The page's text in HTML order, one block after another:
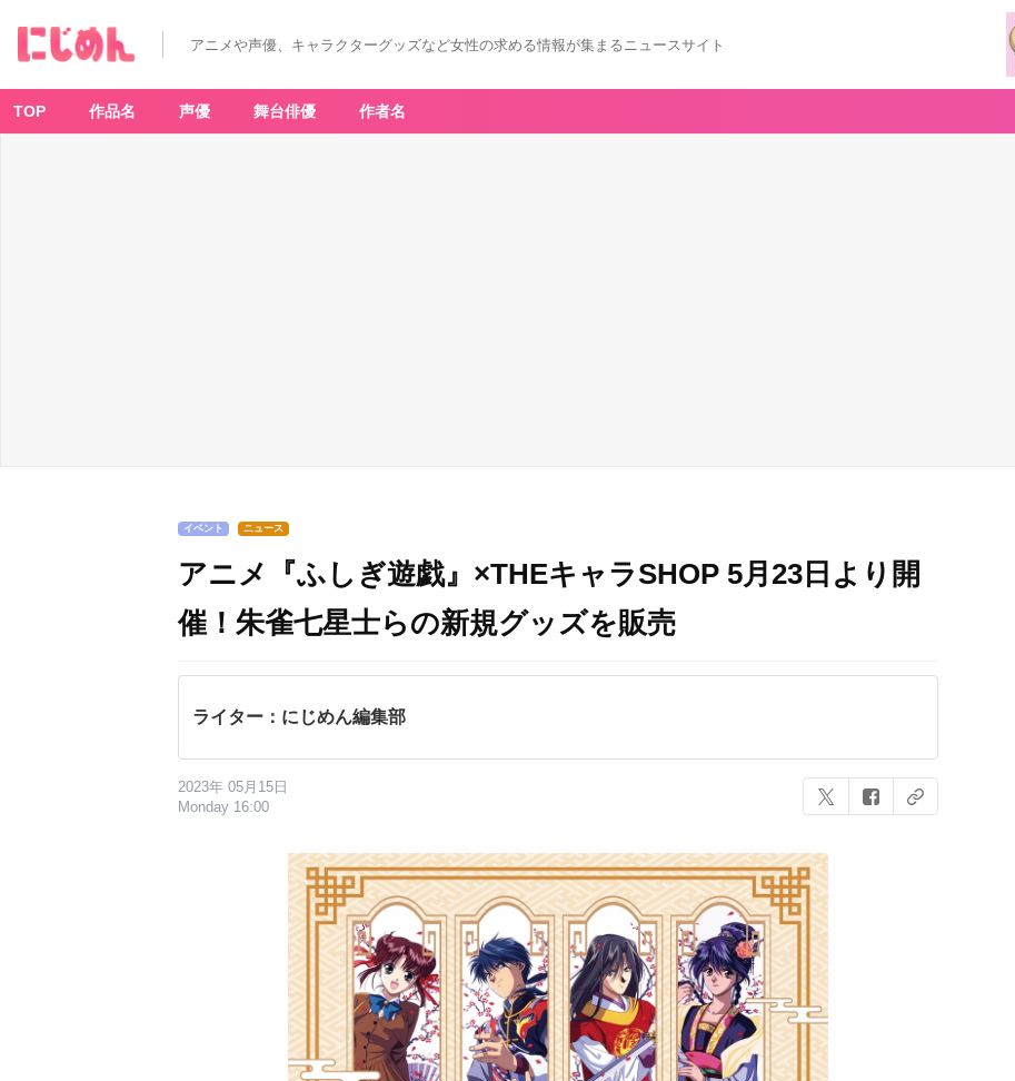
アニメや声優、キャラクターグッズなど女性の求める情報が集まるニュースサイト
TOP 作品名 声優 舞台俳優 作者名
イベント ニュース
アニメ『ふしぎ遊戯』×THEキャラSHOP 5月23日より開
催！朱雀七星士らの新規グッズを販売
ライター：にじめん編集部
2023年 05月15日
Monday 16:00